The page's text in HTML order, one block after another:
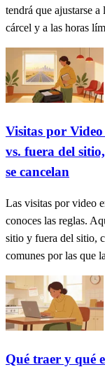
tendrá que ajustarse
cárcel y a las horas
Visitas por
vs. fuera del
se cancelan
Las visitas por video
conoces las reglas.
sitio y fuera del sitio,
comunes por las que
Qué traer y qué